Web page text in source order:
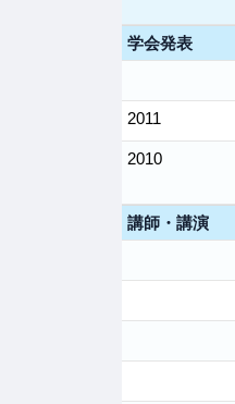
学会発表
2011
2010
講師・講演